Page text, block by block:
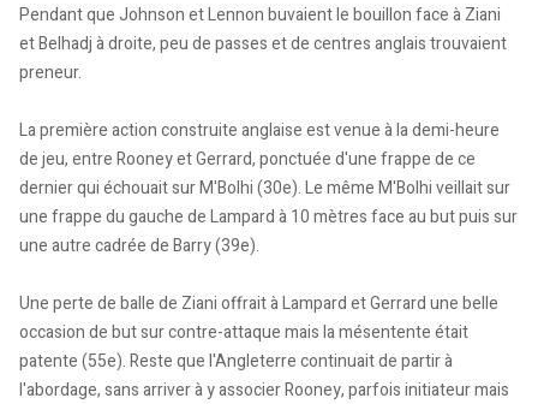
Pendant que Johnson et Lennon buvaient le bouillon face à Ziani
et Belhadj à droite, peu de passes et de centres anglais trouvaient
preneur.
La première action construite anglaise est venue à la demi-heure
de jeu, entre Rooney et Gerrard, ponctuée d'une frappe de ce
dernier qui échouait sur M'Bolhi (30e). Le même M'Bolhi veillait sur
une frappe du gauche de Lampard à 10 mètres face au but puis sur
une autre cadrée de Barry (39e).
Une perte de balle de Ziani offrait à Lampard et Gerrard une belle
occasion de but sur contre-attaque mais la mésentente était
patente (55e). Reste que l'Angleterre continuait de partir à
l'abordage, sans arriver à y associer Rooney, parfois initiateur mais